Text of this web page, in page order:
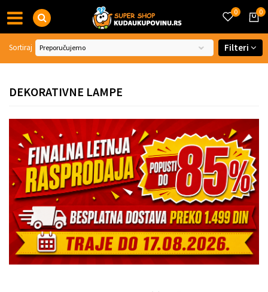
0
0
DEKORATIVNE LAMPE
Sortiraj Filteri